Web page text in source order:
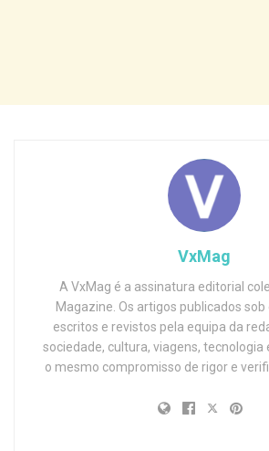
VxMag
A VxMag é a assinatura editorial
Magazine. Os artigos publicados
escritos e revistos pela equipa da
sociedade, cultura, viagens, tecnologia
o mesmo compromisso de rigor e